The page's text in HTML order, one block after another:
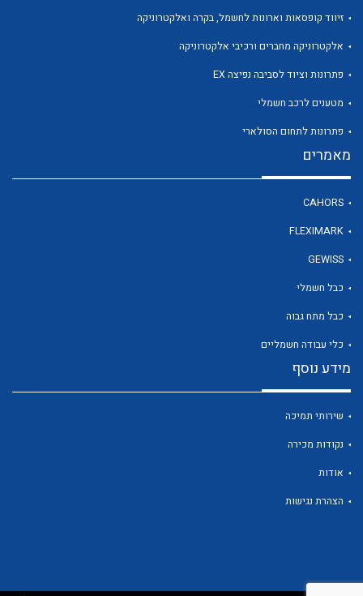
לכל מוצרי היצרן
לכל מוצרי היצרן
זיווד קופסאות וארונות לחשמל, בקרה ואלקטרוניקה
אלקטרוניקה מחברים ורכיבי אלקטרוניקה
פתרונות וציוד לסביבה נפיצה EX
מטענים לרכב חשמלי
פתרונות לתחום הסולארי
מאמרים
CAHORS
FLEXIMARK
GEWISS
כבל חשמלי
כבל מתח גבוה
כלי עבודה חשמליים
מידע נוסף
שירותי תמיכה
נקודות מכירה
אודות
הצהרת נגישות